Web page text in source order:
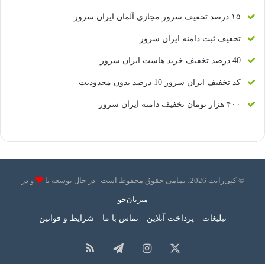
۱۵ درصد تخفیف سرور مجازی آلمان ایران سرور
تخفیف ثبت دامنه ایران سرور
40 درصد تخفیف خرید هاست ایران سرور
کد تخفیف ایران سرور 10 درصد بدون محدودیت
۴۰۰ هزار تومان تخفیف دامنه ایران سرور
© کپی‌رایت 2026، تمامی حقوق محفوظ است | در حال توسعه با و در
میزبان‌جو
تبلیغات پرداخت آنلاین تماس با ما شرایط و قوانین
اینستاگرامتلگرامخوراک